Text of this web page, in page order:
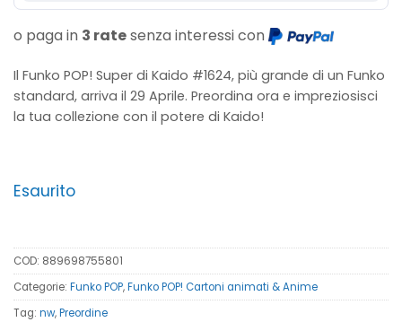
o paga in 3 ratesenza interessi con
Il Funko POP! Super di Kaido #1624, più grande di un Funko
standard, arriva il 29 Aprile. Preordina ora e impreziosisci
la tua collezione con il potere di Kaido!
Esaurito
COD: 889698755801
Categorie: Funko POP,Funko POP! Cartoni animati & Anime
Tag: nw,Preordine